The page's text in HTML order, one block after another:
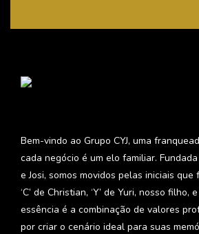
Bem-vindo ao Grupo CYJ, uma
cada negócio é um elo familiar.
e Josi, somos movidos pelas iniciais que
‘C’ de Christian, ‘Y’ de Yuri, nosso filho, e
essência é a combinação de valores
por criar o cenário ideal para suas